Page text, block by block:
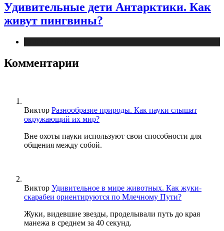
Удивительные дети Антарктики. Как
живут пингвины?
Комментарии
Виктор Разнообразие природы. Как пауки слышат
окружающий их мир?
Вне охоты пауки используют свои способности для
общения между собой.
Виктор Удивительное в мире животных. Как жуки-
скарабеи ориентируются по Млечному Пути?
Жуки, видевшие звезды, проделывали путь до края
манежа в среднем за 40 секунд.